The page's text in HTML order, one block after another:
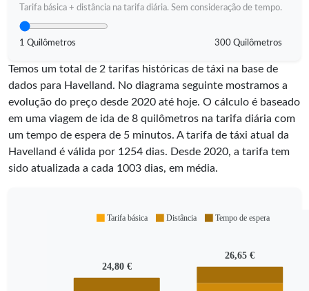
Tarifa básica + distância na tarifa diária. Sem consideração de tempo.
1 Quilômetros 300 Quilômetros
Temos um total de 2 tarifas históricas de táxi na base de
dados para Havelland. No diagrama seguinte mostramos a
evolução do preço desde 2020 até hoje. O cálculo é baseado
em uma viagem de ida de 8 quilômetros na tarifa diária com
um tempo de espera de 5 minutos. A tarifa de táxi atual da
Havelland é válida por 1254 dias. Desde 2020, a tarifa tem
sido atualizada a cada 1003 dias, em média.
24,80 €
26,65 €
Tarifa básica Distância Tempo de espera